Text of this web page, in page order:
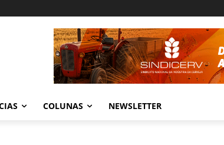
COLUNAS NEWSLETTER